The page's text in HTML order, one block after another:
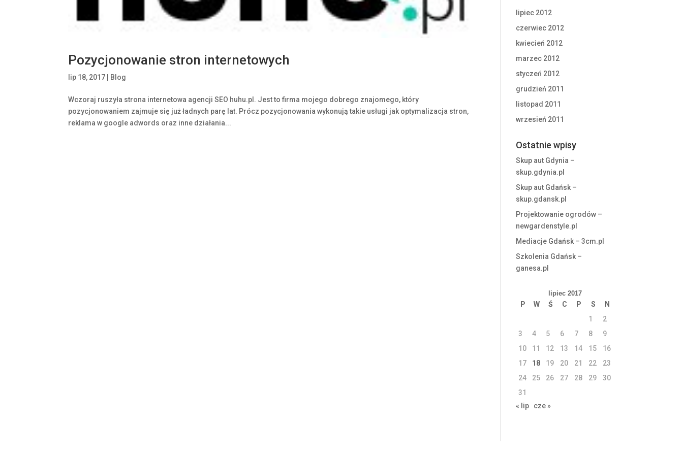
Pozycjonowanie stron internetowych
lip 18, 2017 Blog
Wczoraj ruszyła strona internetowa agencji SEO huhu.pl. Jest to firma mojego dobrego znajomego, który
pozycjonowaniem zajmuje się już ładnych parę lat. Prócz pozycjonowania wykonują takie usługi jak optymalizacja stron,
reklama w google adwords oraz inne działania...
lipiec 2012
czerwiec 2012
kwiecień 2012
marzec 2012
styczeń 2012
grudzień 2011
listopad 2011
wrzesień 2011
Ostatnie wpisy
Skup aut Gdynia –
skup.gdynia.pl
Skup aut Gdańsk –
skup.gdansk.pl
Projektowanie ogrodów –
newgardenstyle.pl
Mediacje Gdańsk – 3cm.pl
Szkolenia Gdańsk –
ganesa.pl
lipiec 2017
P W Ś C P S
N
1
2
3
4 5 6 7 8
9
10
11 12 13 14 15
16
17
18 19 20 21 22
23
24
25 26 27 28 29
30
31
« lip
cze »